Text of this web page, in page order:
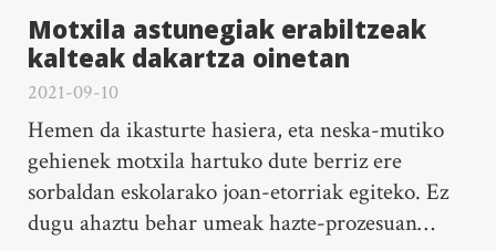
Motxila astunegiak erabiltzeak
kalteak dakartza oinetan
2021-09-10
Hemen da ikasturte hasiera, eta neska-mutiko
gehienek motxila hartuko dute berriz ere
sorbaldan eskolarako joan-etorriak egiteko. Ez
dugu ahaztu behar umeak hazte-prozesuan…